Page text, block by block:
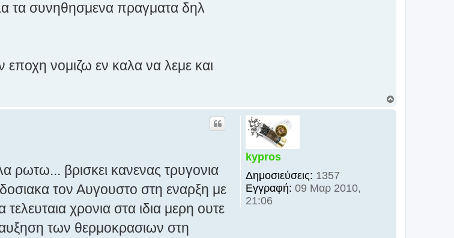
τα συνηθησμενα πραγματα δηλ
εποχη νομιζω εν καλα να λεμε και
kypros
Δημοσιεύσεις: 1357
Εγγραφή: 09 Μαρ 2010,
21:06
ρωτω... βρισκει κανενας τρυγονια
τον Αυγουστο στη εναρξη με
χρονια στα ιδια μερη ουτε
των θερμοκρασιων στη